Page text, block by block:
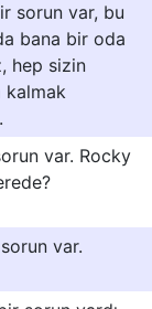
sorun var, bu
bana bir oda
hep sizin
kalmak
var. Rocky
var.